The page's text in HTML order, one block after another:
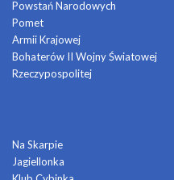
Powstań Narodowych
Pomet
Armii Krajowej
Bohaterów II Wojny Światowej
Rzeczypospolitej
Na Skarpie
Jagiellonka